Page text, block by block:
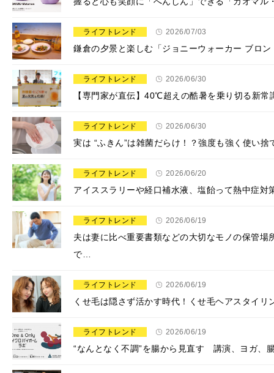
ライフトレンド 2026/07/03
鎌倉の夕景と楽しむ「ジョニーウォーカー ブロ
ライフトレンド 2026/06/30
【専門家が直伝】40℃超えの酷暑を乗り切る新
ライフトレンド 2026/06/30
実は “ふきん”は雑菌だらけ！？強度も強く使い
ライフトレンド 2026/06/20
アイススラリーや経口補水液、塩飴って熱中症対
ライフトレンド 2026/06/19
夫は妻に比べ重要書類などの大切なモノの保管
で…
ライフトレンド 2026/06/19
くせ毛は隠さず活かす時代！くせ毛ヘアスタイリ
ライフトレンド 2026/06/19
“なんとなく不調”を腸から見直す 講演、ヨガ、